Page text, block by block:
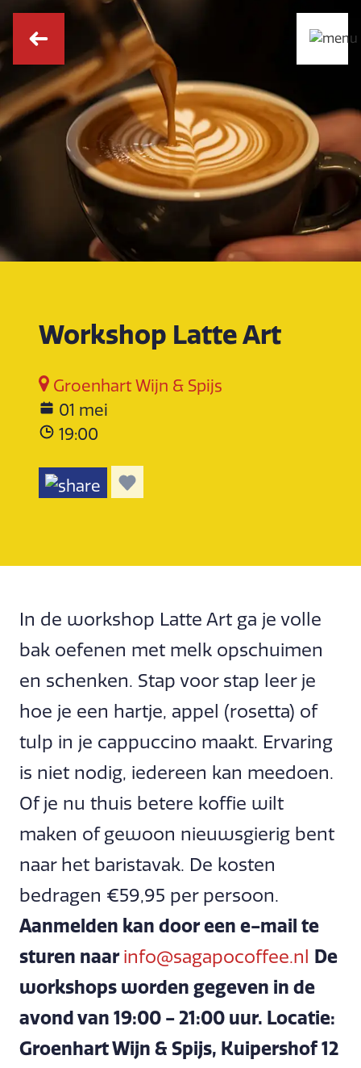
Workshop Latte Art
Groenhart Wijn & Spijs
01 mei
19:00
In de workshop Latte Art ga je volle
bak oefenen met melk opschuimen
en schenken. Stap voor stap leer je
hoe je een hartje, appel (rosetta) of
tulp in je cappuccino maakt. Ervaring
is niet nodig, iedereen kan meedoen.
Of je nu thuis betere koffie wilt
maken of gewoon nieuwsgierig bent
naar het baristavak. De kosten
bedragen €59,95 per persoon.
Aanmelden kan door een e-mail te
sturen naarinfo@sagapocoffee.nl
De
workshops worden gegeven in de
avond van 19:00 - 21:00 uur. Locatie:
Groenhart Wijn & Spijs, Kuipershof 12